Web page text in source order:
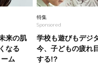
2026.6.29
の最高責任者は初…JAL航空整
でも、生まれ変わってもまた
来の肌
なる
ム
特集
Sponsored
学校も遊びもデジ
今、子どもの疲れ
する!?